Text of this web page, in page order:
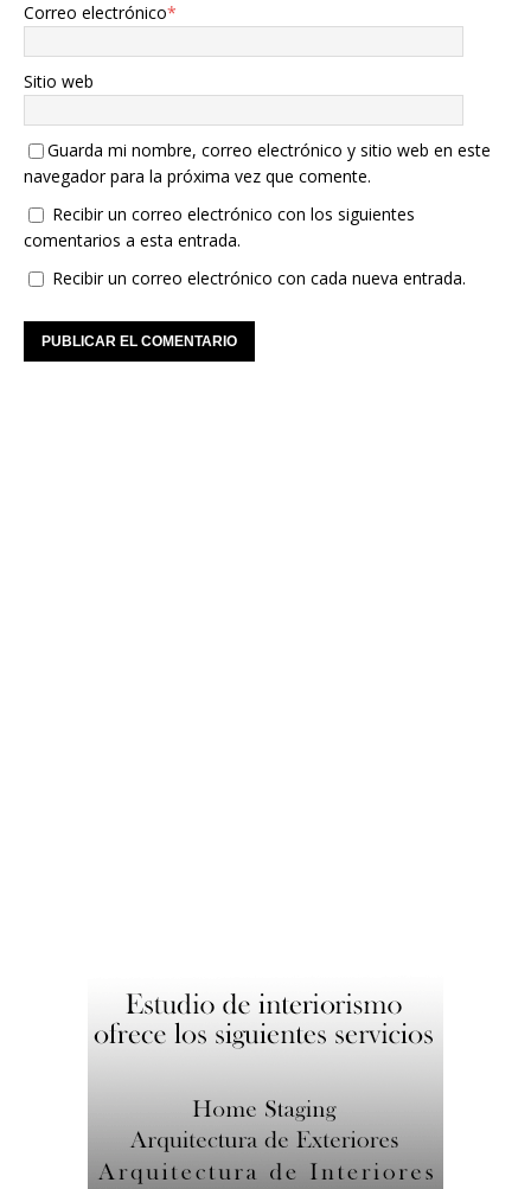
Correo electrónico*
Sitio web
Guarda mi nombre, correo electrónico y sitio web en este
navegador para la próxima vez que comente.
Recibir un correo electrónico con los siguientes
comentarios a esta entrada.
Recibir un correo electrónico con cada nueva entrada.